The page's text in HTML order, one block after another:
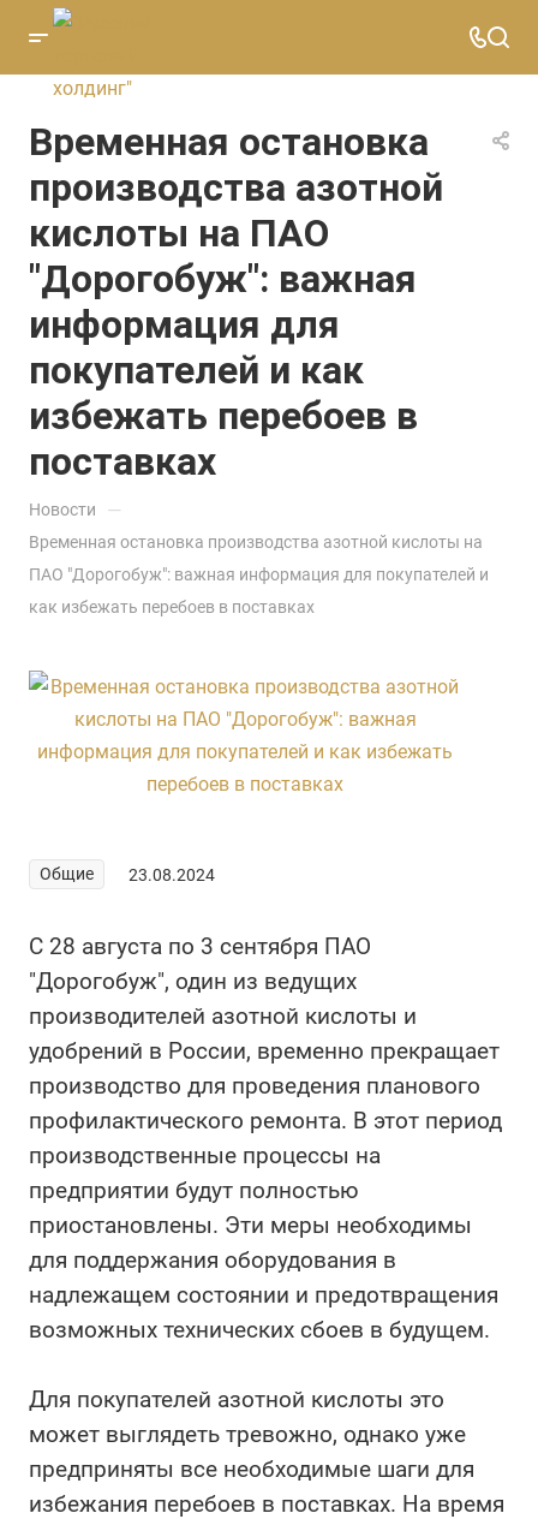
Временная остановка
производства азотной
кислоты на ПАО
"Дорогобуж": важная
информация для
покупателей и как
избежать перебоев в
поставках
Новости —
Временная остановка производства азотной кислоты на
ПАО "Дорогобуж": важная информация для покупателей и
как избежать перебоев в поставках
Общие 23.08.2024
С 28 августа по 3 сентября ПАО
"Дорогобуж", один из ведущих
производителей азотной кислоты и
удобрений в России, временно прекращает
производство для проведения планового
профилактического ремонта. В этот период
производственные процессы на
предприятии будут полностью
приостановлены. Эти меры необходимы
для поддержания оборудования в
надлежащем состоянии и предотвращения
возможных технических сбоев в будущем.
Для покупателей азотной кислоты это
может выглядеть тревожно, однако уже
предприняты все необходимые шаги для
избежания перебоев в поставках. На время